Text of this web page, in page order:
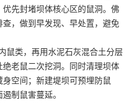
先封堵坝体核心区的鼠洞。佛
，做到早发现、早处置，避免
鼠类，再用水泥石灰混合土分层
绝老鼠二次挖洞。同时清理坝体
空间；新建堤坝可预埋防鼠
制鼠害蔓延。